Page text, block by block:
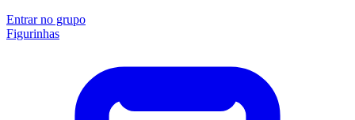
Entrar no grupo
Figurinhas